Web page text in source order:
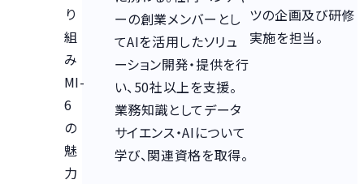
り
組
み
MI-
6
の
魅
力
ーの創業メンバーとし
てAIを活用したソリュ
ーション開発・提供を行
い、50社以上を支援。
業務知識としてデータ
サイエンス・AIについて
学び、関連資格を取得。
ツの企画及び研修
実施を担当。